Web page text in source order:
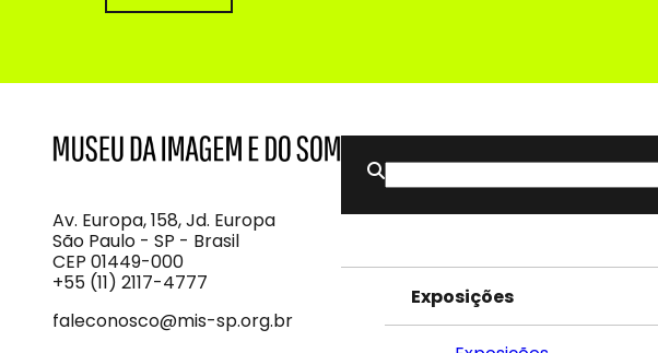
Imagem
e
do
Som
Av. Europa, 158, Jd. Europa
São Paulo - SP - Brasil
CEP 01449-000
+55 (11) 2117-4777
faleconosco@mis-sp.org.br
Buscar
por:
Exposições